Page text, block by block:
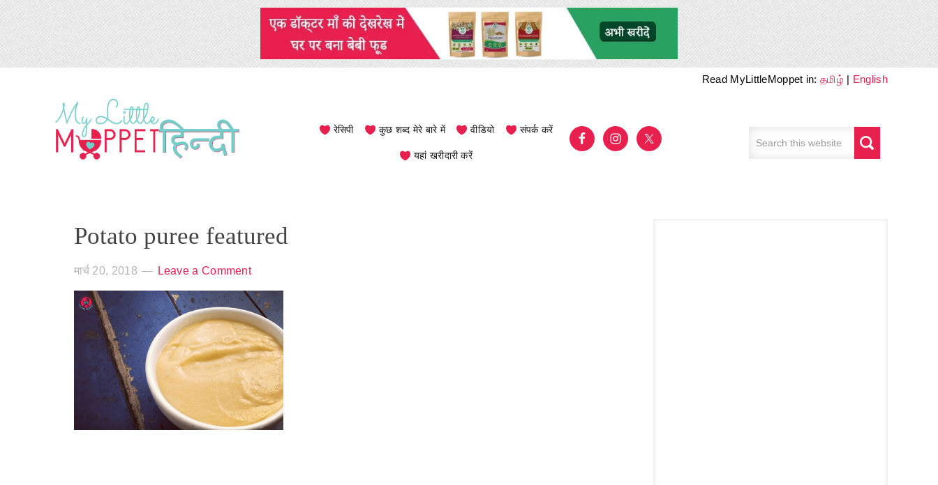
Read MyLittleMoppet in:தமிழ் | English
रेसिपी कुछ शब्द मेरे बारे में वीडियो संपर्क करें
यहां खरीदारी करें
Potato puree featured
मार्च 20, 2018 Leave a Comment